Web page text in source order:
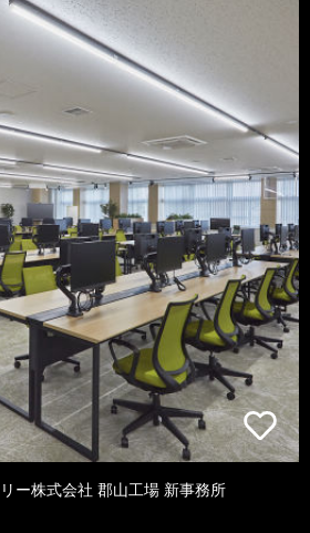
ー株式会社 郡山工場 新事務所